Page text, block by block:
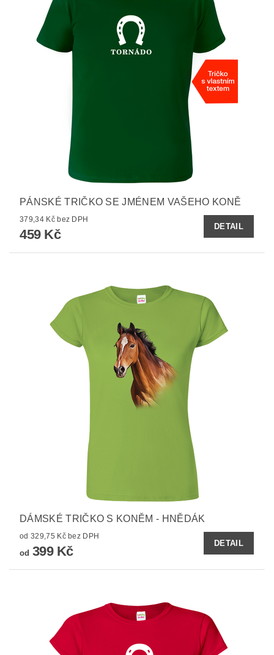
PÁNSKÉ TRIČKO SE JMÉNEM VAŠEHO KONĚ
379,34 Kč bez DPH
459 Kč
DETAIL
DÁMSKÉ TRIČKO S KONĚM - HNĚDÁK
od 329,75 Kč bez DPH
od 399 Kč
DETAIL